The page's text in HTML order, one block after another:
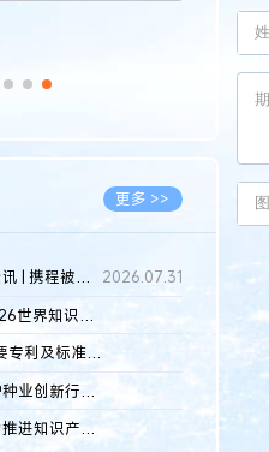
更多 >>
知识产权环球资讯 | 携程被市监总局罚51.79亿；瑞幸泰国商标案上...
2026.07.31
WIPO发布《2026世界知识产权报告》 含报告全文
全球5G标准必要专利及标准提案研究报告（2026年）全文发布
以司法之盾守护种业创新行稳致远
2026.08.05
天津多部门合力推进知识产权保护工作